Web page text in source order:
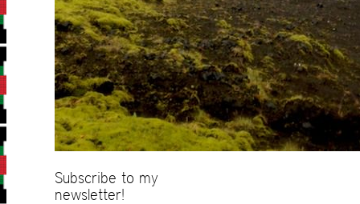
Subscribe to my
newsletter!